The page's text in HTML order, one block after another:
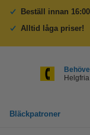
Beställ innan
Alltid låga priser!
Bläckpatroner